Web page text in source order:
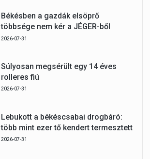
Békésben a gazdák elsöprő
többsége nem kér a JÉGER-ből
2026-07-31
Súlyosan megsérült egy 14 éves
rolleres fiú
2026-07-31
Lebukott a békéscsabai drogbáró:
több mint ezer tő kendert termesztett
2026-07-31